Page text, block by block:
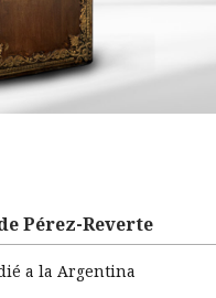
Pérez-Reverte
a la Argentina